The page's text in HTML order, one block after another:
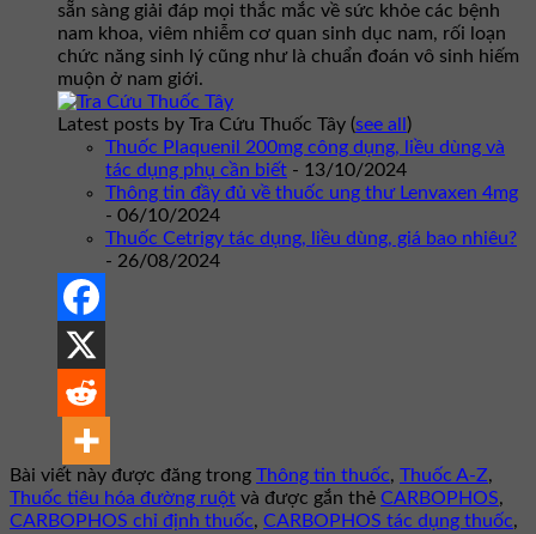
sẵn sàng giải đáp mọi thắc mắc về sức khỏe các bệnh
nam khoa, viêm nhiễm cơ quan sinh dục nam, rối loạn
chức năng sinh lý cũng như là chuẩn đoán vô sinh hiếm
muộn ở nam giới.
Latest posts by Tra Cứu Thuốc Tây (see all )
Thuốc Plaquenil 200mg công dụng, liều dùng và
tác dụng phụ cần biết - 13/10/2024
Thông tin đầy đủ về thuốc ung thư Lenvaxen 4mg
- 06/10/2024
Thuốc Cetrigy tác dụng, liều dùng, giá bao nhiêu?
- 26/08/2024
Bài viết này được đăng trong Thông tin thuốc, Thuốc A-Z,
Thuốc tiêu hóa đường ruột và được gắn thẻ CARBOPHOS,
CARBOPHOS chỉ định thuốc, CARBOPHOS tác dụng thuốc,